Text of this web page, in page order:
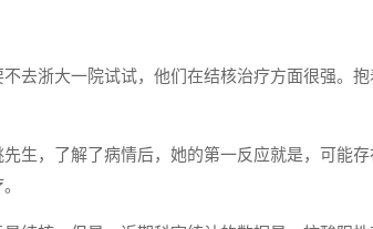
去浙大一院试试，他们在结核治疗方面很强。
生，了解了病情后，她的第一反应就是，可能